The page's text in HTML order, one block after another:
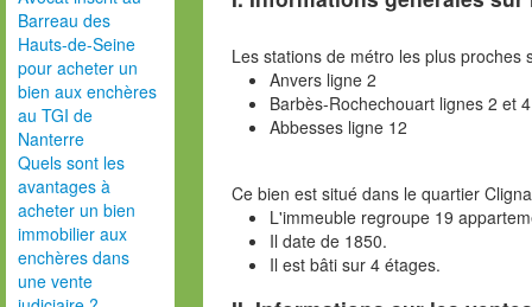
Barreau des
Hauts-de-Seine
pour acheter un
bien aux enchères
au TGI de
Nanterre
Quels sont les
avantages à
acheter un bien
immobilier aux
enchères dans
une vente
Les stations de métro les plus proches
Anvers ligne 2
Barbès-Rochechouart lignes 2 et 4
Abbesses ligne 12
Ce bien est situé dans le quartier
L'immeuble regroupe 19
Il date de 1850.
Il est bâti sur 4 étages.